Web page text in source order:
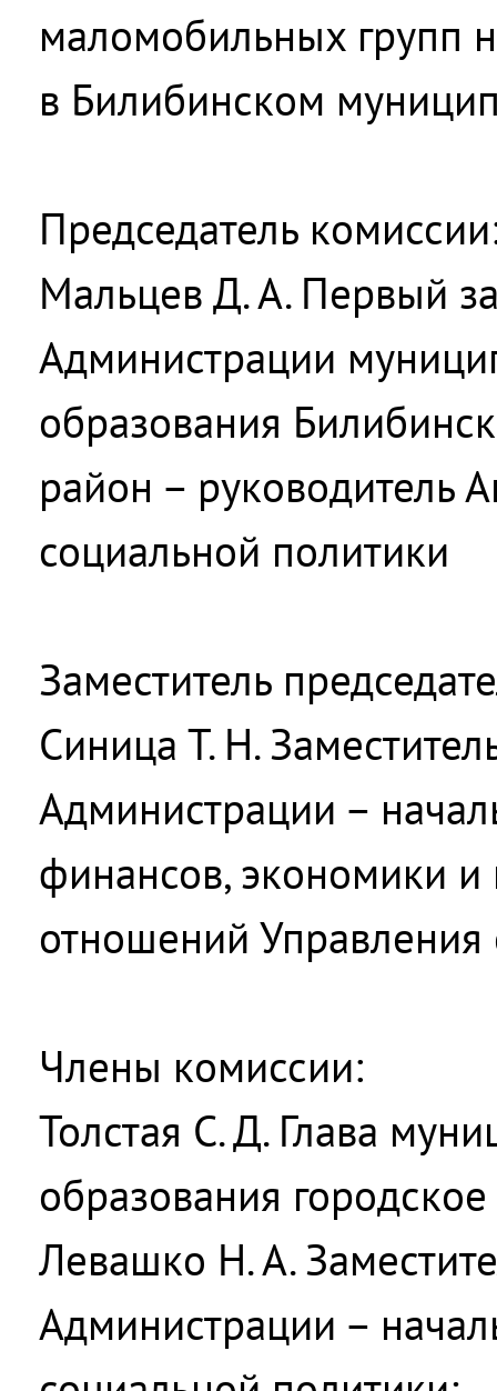
маломобильных групп
в Билибинском
Председатель
Мальцев Д. А. Первый
Администрации
образования
район – руководитель
социальной политики
Заместитель
Синица Т. Н.
Администрации –
финансов, экономики
отношений
Члены комиссии:
Толстая С. Д. Глава
образования
Левашко Н. А.
Администрации –